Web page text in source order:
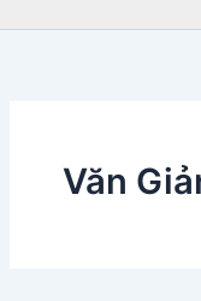
Văn